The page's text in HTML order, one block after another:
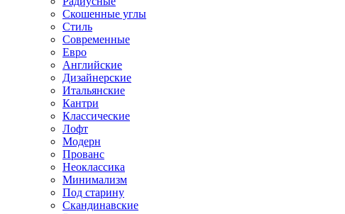
Скошенные углы
Стиль
Современные
Евро
Английские
Дизайнерские
Итальянские
Кантри
Классические
Лофт
Модерн
Прованс
Неоклассика
Минимализм
Под старину
Скандинавские